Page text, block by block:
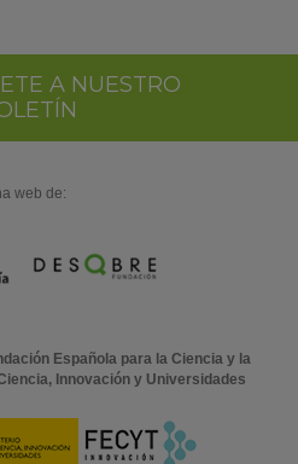
A NUESTRO
web de:
Española para la Ciencia y la
Innovación y Universidades